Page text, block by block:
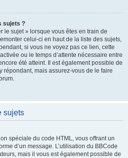
sujets ?
le sujet » lorsque vous êtes en train de
celui-ci en haut de la liste des sujets,
si vous ne voyez pas ce lien, cette
ou le temps d’attente nécessaire entre
été atteint. Il est également possible de
répondant, mais assurez-vous de le faire
sujets
spéciale du code HTML, vous offrant un
d’un message. L’utilisation du BBCode
mais il vous est également possible de